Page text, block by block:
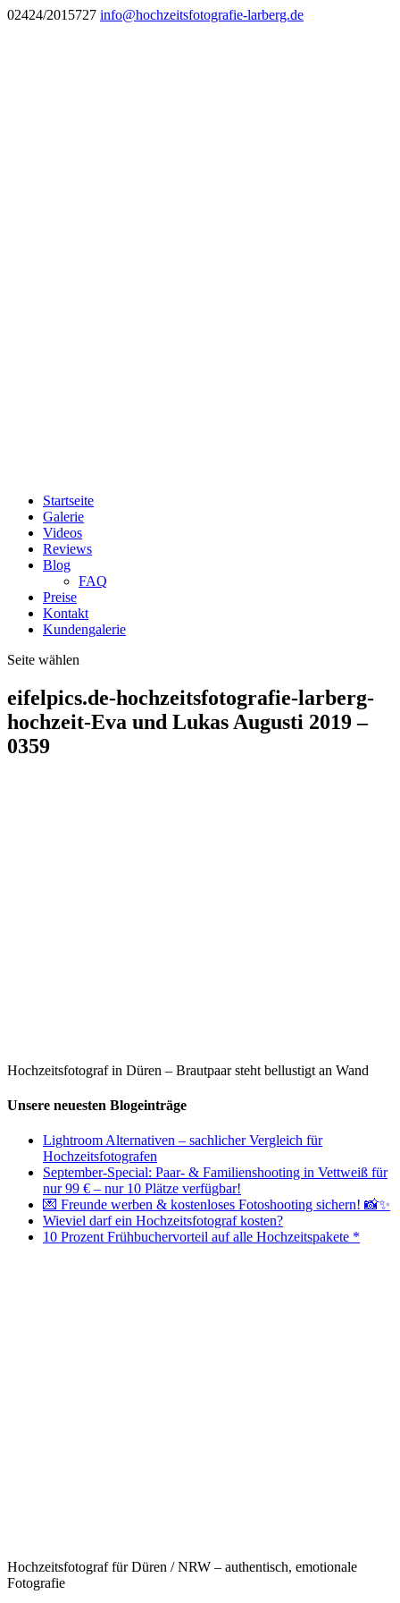
02424/2015727 info@hochzeitsfotografie-larberg.de
Startseite
Galerie
Videos
Reviews
Blog
FAQ
Preise
Kontakt
Kundengalerie
Seite wählen
eifelpics.de-hochzeitsfotografie-larberg-
hochzeit-Eva und Lukas Augusti 2019 –
0359
Hochzeitsfotograf in Düren – Brautpaar steht bellustigt an Wand
Unsere neuesten Blogeinträge
Lightroom Alternativen – sachlicher Vergleich für
Hochzeitsfotografen
September-Special: Paar- & Familienshooting in Vettweiß für
nur 99 € – nur 10 Plätze verfügbar!
💌 Freunde werben & kostenloses Fotoshooting sichern! 📸✨
Wieviel darf ein Hochzeitsfotograf kosten?
10 Prozent Frühbuchervorteil auf alle Hochzeitspakete *
Hochzeitsfotograf für Düren / NRW – authentisch, emotionale
Fotografie